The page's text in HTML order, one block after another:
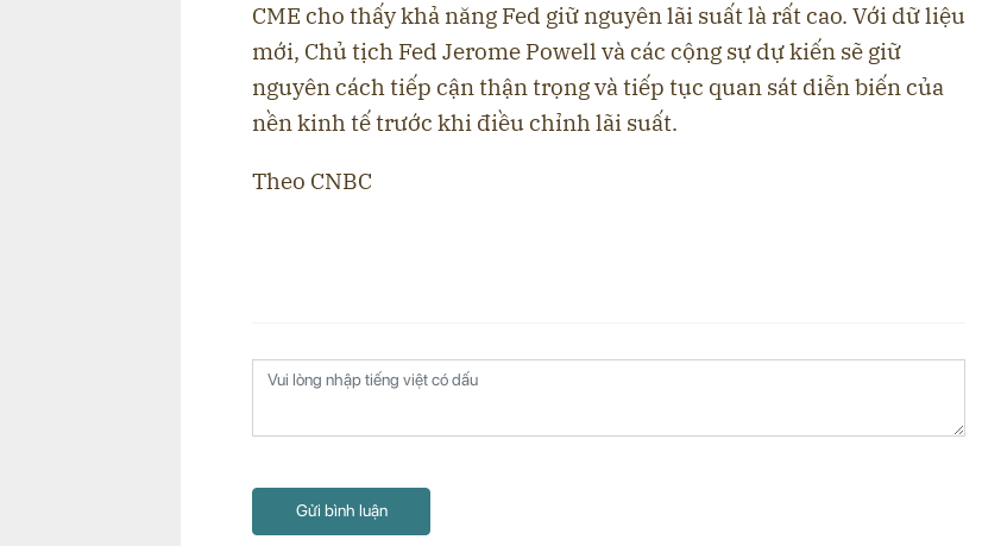
CME cho thấy khả năng Fed giữ nguyên lãi suất là rất cao. Với dữ liệu
mới, Chủ tịch Fed Jerome Powell và các cộng sự dự kiến sẽ giữ
nguyên cách tiếp cận thận trọng và tiếp tục quan sát diễn biến của
nền kinh tế trước khi điều chỉnh lãi suất.
Theo CNBC
Gửi bình luận